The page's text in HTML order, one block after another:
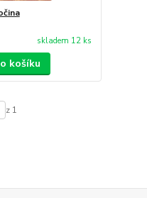
skladem 12 ks
košíku
z 1